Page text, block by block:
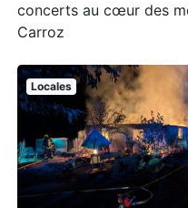
concerts au cœur des
Carroz
Locales